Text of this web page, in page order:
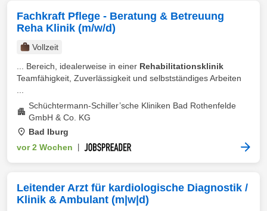
Fachkraft Pflege - Beratung & Betreuung
Reha Klinik (m/w/d)
Vollzeit
... Bereich, idealerweise in einer Rehabilitationsklinik
Teamfähigkeit, Zuverlässigkeit und selbstständiges Arbeiten
Schüchtermann-Schiller’sche Kliniken Bad Rothenfelde
GmbH & Co. KG
Bad Iburg
vor 2 Wochen
Leitender Arzt für kardiologische Diagnostik /
Klinik & Ambulant (m|w|d)